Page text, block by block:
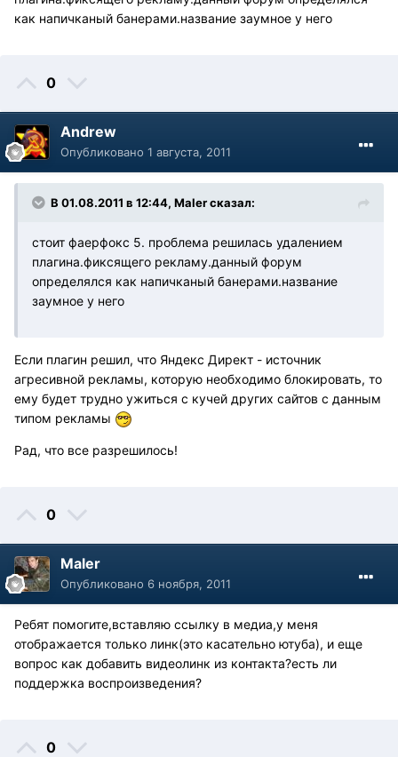
как напичканый банерами.название заумное у него
0
Andrew
Опубликовано 1 августа, 2011
В 01.08.2011 в 12:44, Maler сказал:
стоит фаерфокс 5. проблема решилась удалением
плагина.фиксящего рекламу.данный форум
определялся как напичканый банерами.название
заумное у него
Если плагин решил, что Яндекс Директ - источник
агресивной рекламы, которую необходимо блокировать, то
ему будет трудно ужиться с кучей других сайтов с данным
типом рекламы
Рад, что все разрешилось!
0
Maler
Опубликовано 6 ноября, 2011
Ребят помогите,вставляю ссылку в медиа,у меня
отображается только линк(это касательно ютуба), и еще
вопрос как добавить видеолинк из контакта?есть ли
поддержка воспроизведения?
0